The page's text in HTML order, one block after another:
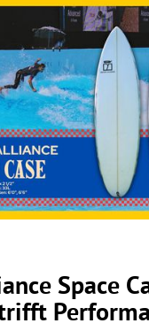
Space